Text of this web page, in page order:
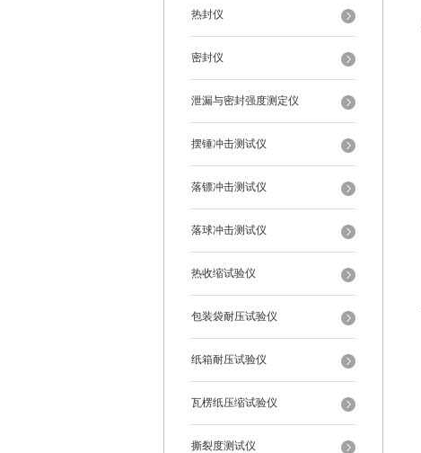
热封仪
密封仪
泄漏与密封强度测定仪
摆锤冲击测试仪
落镖冲击测试仪
落球冲击测试仪
热收缩试验仪
包装袋耐压试验仪
纸箱耐压试验仪
瓦楞纸压缩试验仪
撕裂度测试仪